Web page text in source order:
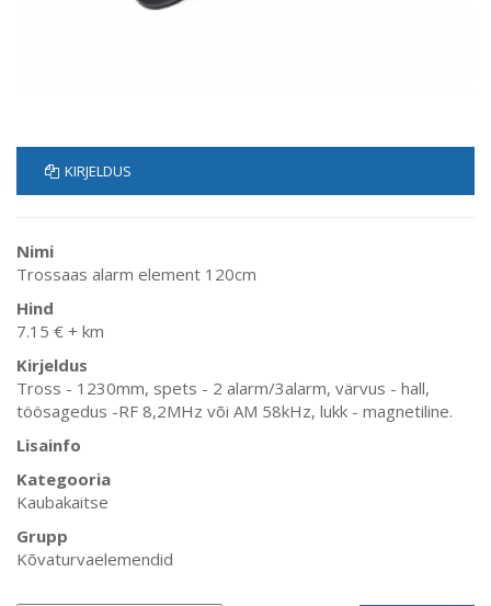
KIRJELDUS
Nimi
Trossaas alarm element 120cm
Hind
7.15 € + km
Kirjeldus
Tross - 1230mm, spets - 2 alarm/3alarm, värvus - hall,
töösagedus -RF 8,2MHz või AM 58kHz, lukk - magnetiline.
Lisainfo
Kategooria
Kaubakaitse
Grupp
Kõvaturvaelemendid